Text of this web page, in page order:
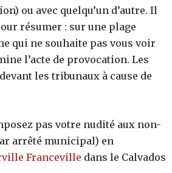
ou avec quelqu’un d’autre. Il
résumer : sur une plage
qui ne souhaite pas vous voir
l’acte de provocation. Les
les tribunaux à cause de
pas votre nudité aux non-
arrêté municipal) en
Franceville dans le Calvados